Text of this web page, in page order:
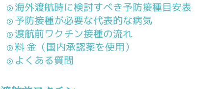
海外渡航時に検討すべき予防接種目安表
予防接種が必要な代表的な病気
渡航前ワクチン接種の流れ
料 金（国内承認薬を使用）
よくある質問